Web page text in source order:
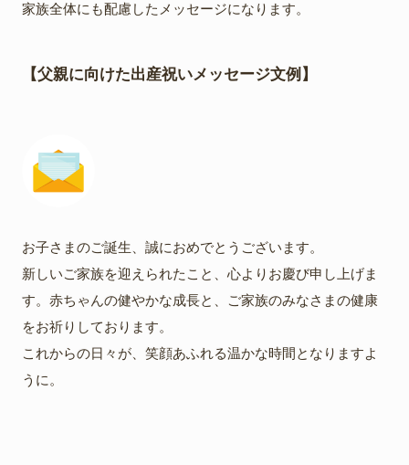
家族全体にも配慮したメッセージになります。
【父親に向けた出産祝いメッセージ文例】
お子さまのご誕生、誠におめでとうございます。
新しいご家族を迎えられたこと、心よりお慶び申し上げま
す。赤ちゃんの健やかな成長と、ご家族のみなさまの健康
をお祈りしております。
これからの日々が、笑顔あふれる温かな時間となりますよ
うに。